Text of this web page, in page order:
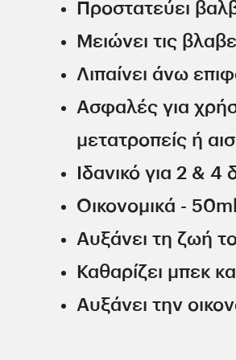
Προστατεύει
Μειώνει τις
Λιπαίνει άνω
Ασφαλές για
μετατροπείς ή
Ιδανικό για 2 &
Οικονομικά -
Αυξάνει τη ζωή
Καθαρίζει μπεκ
Αυξάνει την